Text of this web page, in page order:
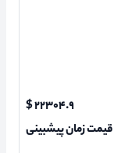
۲۲۳۰۴.۹ $
قیمت زمان پیشبینی